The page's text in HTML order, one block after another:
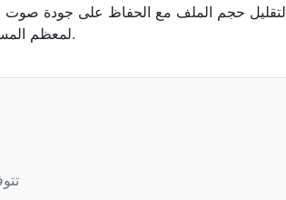
لتقليل حجم الملف مع الحفاظ على جودة صوت
لمعظم المستمعين.